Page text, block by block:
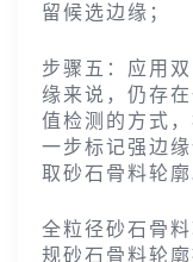
留候选边缘；
步骤五：应用
缘来说，仍存
值检测的方式
一步标记强边
取砂石骨料轮廓
全粒径砂石骨
规砂石骨料轮